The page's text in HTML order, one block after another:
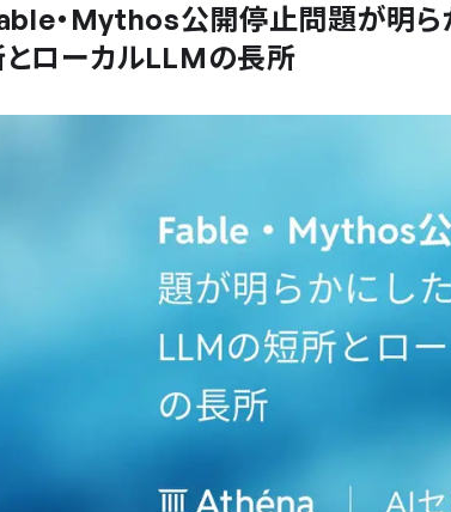
・Mythos公開停止問題が明ら
ローカルLLMの長所